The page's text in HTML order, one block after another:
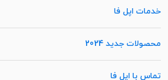
خدمات اپل فا
محصولات جدید 2024
تماس با اپل فا